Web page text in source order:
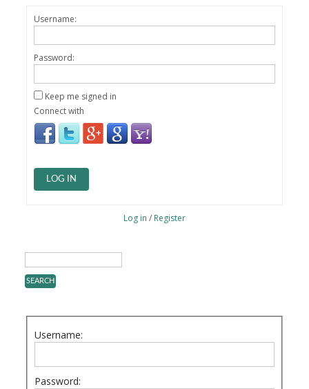
Username:
Password:
Keep me signed in
Connect with
LOG IN
Log in / Register
Username:
Password: